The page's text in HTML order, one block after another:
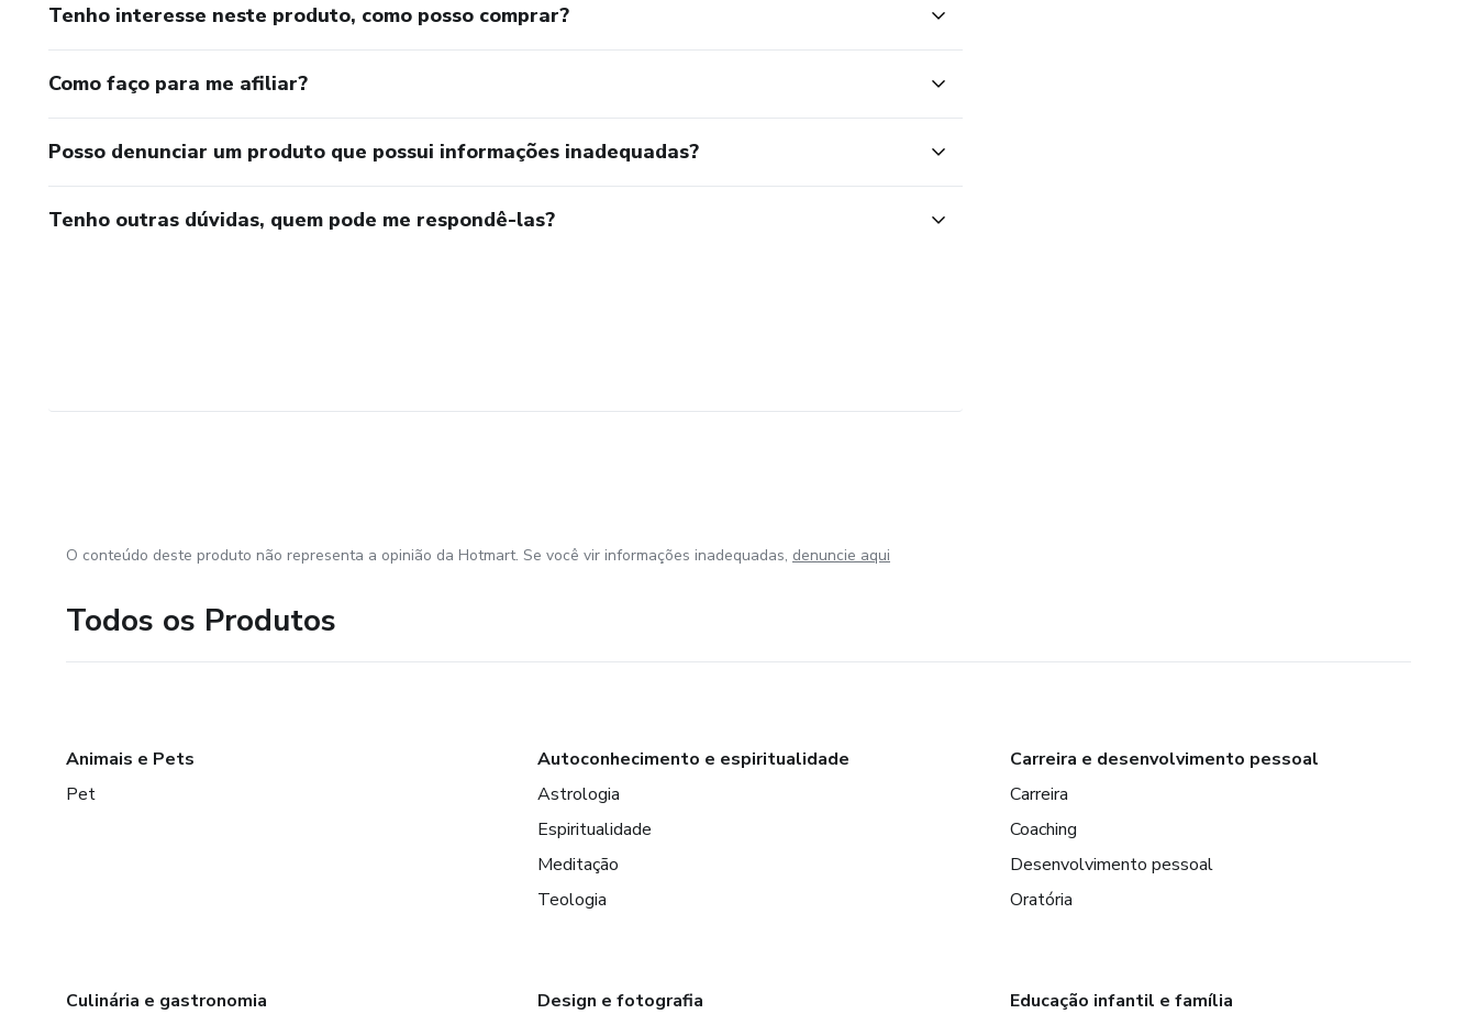
Tenho interesse neste produto, como posso comprar?
Como faço para me afiliar?
Posso denunciar um produto que possui informações inadequadas?
Tenho outras dúvidas, quem pode me respondê-las?
O conteúdo deste produto não representa a opinião da Hotmart. Se você vir informações inadequadas, denuncie aqui
Todos os Produtos
Animais e Pets
Pet
Autoconhecimento e espiritualidade
Astrologia
Espiritualidade
Meditação
Teologia
Carreira e desenvolvimento pessoal
Carreira
Coaching
Desenvolvimento pessoal
Oratória
Culinária e gastronomia
Design e fotografia
Educação infantil e família